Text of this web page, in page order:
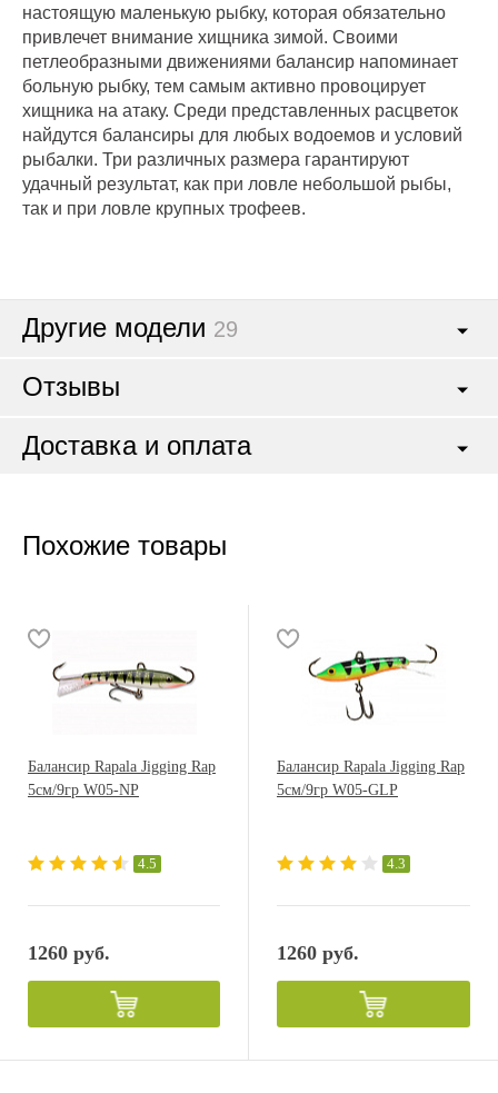
настоящую маленькую рыбку, которая обязательно
привлечет внимание хищника зимой. Своими
петлеобразными движениями балансир напоминает
больную рыбку, тем самым активно провоцирует
хищника на атаку. Среди представленных расцветок
найдутся балансиры для любых водоемов и условий
рыбалки. Три различных размера гарантируют
удачный результат, как при ловле небольшой рыбы,
так и при ловле крупных трофеев.
Другие модели 29
Отзывы
Доставка и оплата
Похожие товары
Балансир Rapala Jigging Rap
5см/9гр W05-NP
4.5
1260 руб.
Балансир Rapala Jigging Rap
5см/9гр W05-GLP
4.3
1260 руб.